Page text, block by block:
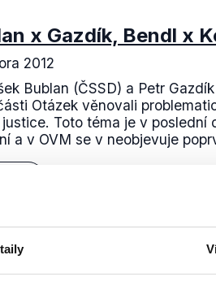
x Gazdík, Bendl x
2012
Bublan (ČSSD) a Petr
Otázek věnovali
Toto téma je v poslední
a v OVM se v neobjevuje